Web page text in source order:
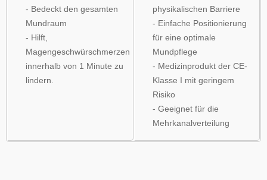
- Bedeckt den gesamten
Mundraum
- Hilft,
Magengeschwürschmerzen
innerhalb von 1 Minute zu
lindern.
physikalischen Barriere
- Einfache Positionierung
für eine optimale
Mundpflege
- Medizinprodukt der CE-
Klasse I mit geringem
Risiko
- Geeignet für die
Mehrkanalverteilung